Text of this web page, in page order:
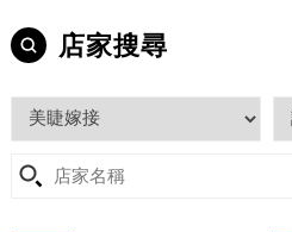
店家搜尋